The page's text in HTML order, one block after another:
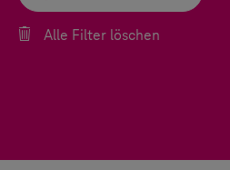
Alle Filter löschen